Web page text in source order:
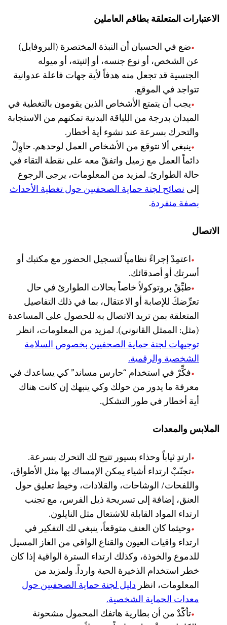
الاعتبارات المتعلقة بطاقم العاملين
ضع في الحسبان أن النبذة المختصرة (البروفايل)
عن الشخص، أو نوع جنسه، أو إثنيته، أو ميوله
الجنسية قد تجعل منه هدفاً لأية جهات فاعلة عدوانية
تتواجد في الموقع.
يجب أن يتمتع الأشخاص الذين يقومون بالتغطية في
الميدان بدرجة من اللياقة البدنية تمكنهم من الاستجابة
والتحرك بسرعة عند نشوء أية أخطار.
ينبغي ألا نتوقع من الأشخاص العمل لوحدهم. حاوِلْ
دائماً العمل مع زميل واتفقْ معه على نقطة التقاء في
حالة الطوارئ. لمزيد من المعلومات، يرجى الرجوع
إلىنصائح لجنة حماية الصحفيين حول تغطية الأحداث
بصفة منفردة.
الاتصال
اعتمِدْ إجراءً نظامياً لتسجيل الحضور مع مكتبك أو
أسرتك أو أصدقائك.
طبِّقْ بروتوكولاً خاصاً بحالات الطوارئ في حال
تعرِّضكَ للإصابة أو الاعتقال، بما في ذلك التفاصيل
المتعلقة بمن تريد الاتصال به للحصول على المساعدة
(مثل: الممثل القانوني). لمزيد من المعلومات، انظر
توجيهات لجنة حماية الصحفيين بخصوص السلامة
الشخصية والرقمية.
فكِّرْ في استخدام “حارس مساند” كي يساعدك في
معرفة ما يدور من حولك وكي ينبهك إن كانت هناك
أية أخطار في طور التشكل.
الملابس والمعدات
ارتدِ ثياباً وحذاء بسيور تتيح لك التحرك بسرعة.
تجنّبْ ارتداء أشياء يمكن الإمساك بها مثل الأطواق،
واللفحات/ الوشاحات، والقلادات، وخيط تعليق حول
العنق، إضافة إلى تسريحة ذيل الفرس، مع تجنب
ارتداء المواد القابلة للاشتعال مثل النايلون.
وحيثما كان العنف متوقعاً، ينبغي لك التفكير في
ارتداء واقيات العيون والقناع الواقي من الغاز المسيل
للدموع والخوذة، وكذلك ارتداء السترة الواقية إذا كان
خطر استخدام الذخيرة الحية وارداً. ولمزيد من
المعلومات، انظردليل لجنة حماية الصحفيين حول
معدات الحماية الشخصية.
تأكّدْ من أن بطارية هاتفك المحمول مشحونة